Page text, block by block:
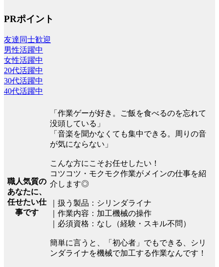
PRポイント
友達同士歓迎
男性活躍中
女性活躍中
20代活躍中
30代活躍中
40代活躍中
職人気質の
あなたに、
任せたい仕
事です
「作業ゲーが好き。ご飯を食べるのを忘れて
没頭している」
「音楽を聞かなくても集中できる。周りの音
が気にならない」
こんな方にこそお任せしたい！
コツコツ・モクモク作業がメインの仕事を紹
介します◎
｜扱う製品：シリンダライナ
｜作業内容：加工機械の操作
｜必須資格：なし（経験・スキル不問）
簡単に言うと、「初心者」でもできる、シリ
ンダライナを機械で加工する作業なんです！